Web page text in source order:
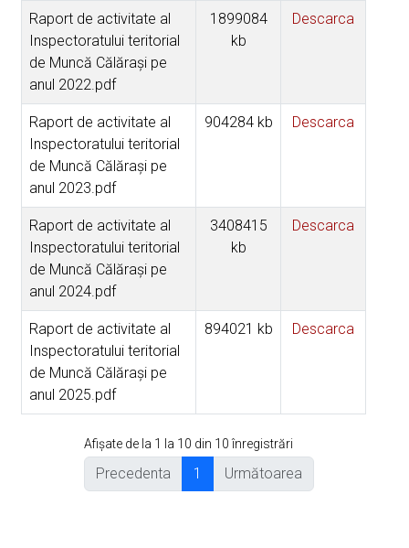
Raport de activitate al
Inspectoratului teritorial
de Muncă Călăraşi pe
anul 2022.pdf
1899084
kb
Descarca
Raport de activitate al
Inspectoratului teritorial
de Muncă Călăraşi pe
anul 2023.pdf
904284 kb Descarca
Raport de activitate al
Inspectoratului teritorial
de Muncă Călăraşi pe
anul 2024.pdf
3408415
kb
Descarca
Raport de activitate al
Inspectoratului teritorial
de Muncă Călăraşi pe
anul 2025.pdf
894021 kb Descarca
Afișate de la 1 la 10 din 10 înregistrări
Precedenta 1 Următoarea